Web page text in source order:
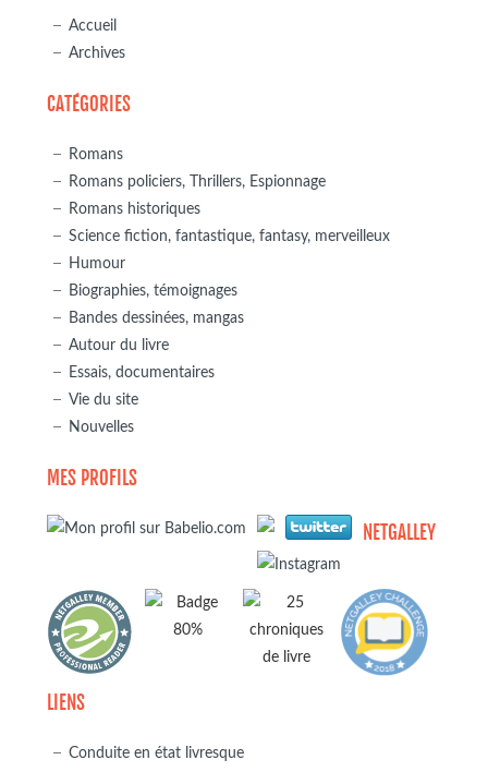
Accueil
Archives
CATÉGORIES
Romans
Romans policiers, Thrillers, Espionnage
Romans historiques
Science fiction, fantastique, fantasy, merveilleux
Humour
Biographies, témoignages
Bandes dessinées, mangas
Autour du livre
Essais, documentaires
Vie du site
Nouvelles
MES PROFILS
NETGALLEY
LIENS
Conduite en état livresque